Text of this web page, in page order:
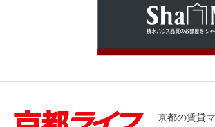
京都の賃貸